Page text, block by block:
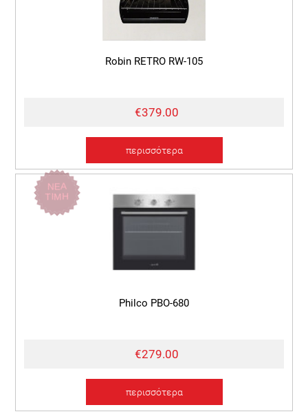
Robin RETRO RW-105
€379.00
περισσότερα
ΝΕΑ
ΤΙΜΗ
Philco PBO-680
€279.00
περισσότερα